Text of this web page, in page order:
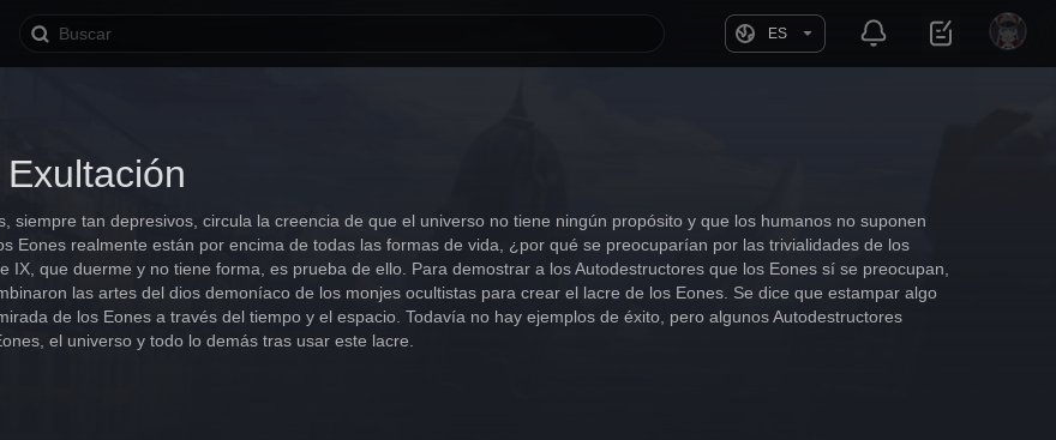
ES
siempre tan depresivos, circula la creencia de que el universo no tiene ningún propósito y que los humanos no suponen
Eones realmente están por encima de todas las formas de vida, ¿por qué se preocuparían por las trivialidades de los
IX, que duerme y no tiene forma, es prueba de ello. Para demostrar a los Autodestructores que los Eones sí se preocupan,
las artes del dios demoníaco de los monjes ocultistas para crear el lacre de los Eones. Se dice que estampar algo
de los Eones a través del tiempo y el espacio. Todavía no hay ejemplos de éxito, pero algunos Autodestructores
el universo y todo lo demás tras usar este lacre.